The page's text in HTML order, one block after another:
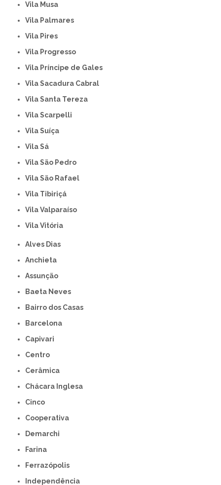
Vila Musa
Vila Palmares
Vila Pires
Vila Progresso
Vila Príncipe de Gales
Vila Sacadura Cabral
Vila Santa Tereza
Vila Scarpelli
Vila Suíça
Vila Sá
Vila São Pedro
Vila São Rafael
Vila Tibiriçá
Vila Valparaíso
Vila Vitória
Alves Dias
Anchieta
Assunção
Baeta Neves
Bairro dos Casas
Barcelona
Capivari
Centro
Cerâmica
Chácara Inglesa
Cinco
Cooperativa
Demarchi
Farina
Ferrazópolis
Independência